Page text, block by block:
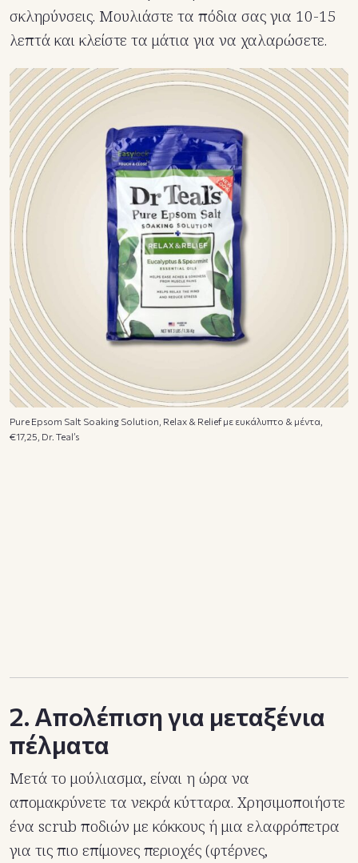
σκληρύνσεις. Μουλιάστε τα πόδια σας για 10-15
λεπτά και κλείστε τα μάτια για να χαλαρώσετε.
Pure Epsom Salt Soaking Solution, Relax & Relief με ευκάλυπτο & μέντα,
€17,25, Dr. Teal’s
2. Απολέπιση για μεταξένια
πέλματα
Μετά το μούλιασμα, είναι η ώρα να
απομακρύνετε τα νεκρά κύτταρα. Χρησιμοποιήστε
ένα scrub ποδιών με κόκκους ή μια ελαφρόπετρα
για τις πιο επίμονες περιοχές (φτέρνες,